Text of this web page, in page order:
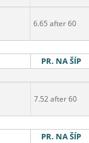
6.65 after 60
PR. NA ŠÍP
7.52 after 60
PR. NA ŠÍP